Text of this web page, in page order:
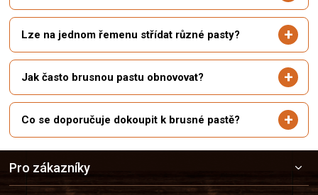
Lze na jednom řemenu střídat různé pasty?
Jak často brusnou pastu obnovovat?
Co se doporučuje dokoupit k brusné pastě?
Pro zákazníky